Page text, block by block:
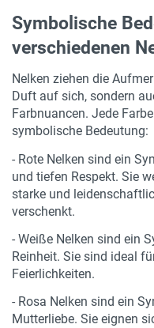
Symbolische
verschiedenen
Nelken ziehen die
Duft auf sich, sondern
Farbnuancen. Jede
symbolische Bedeutung:
- Rote Nelken sind ein
und tiefen Respekt. Sie
starke und
verschenkt.
- Weiße Nelken sind ein
Reinheit. Sie sind ideal
Feierlichkeiten.
- Rosa Nelken sind ein
Mutterliebe. Sie eignen